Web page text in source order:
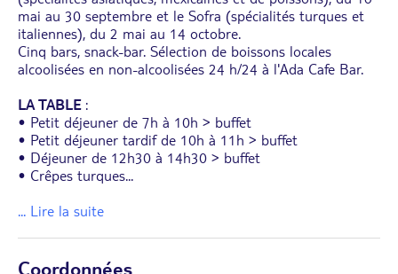
mai au 30 septembre et le Sofra (spécialités turques et
italiennes), du 2 mai au 14 octobre.
Cinq bars, snack-bar. Sélection de boissons locales
alcoolisées en non-alcoolisées 24 h/24 à l'Ada Cafe Bar.
LA TABLE :
• Petit déjeuner de 7h à 10h > buffet
• Petit déjeuner tardif de 10h à 11h > buffet
• Déjeuner de 12h30 à 14h30 > buffet
• Crêpes turques...
... Lire la suite
Coordonnées